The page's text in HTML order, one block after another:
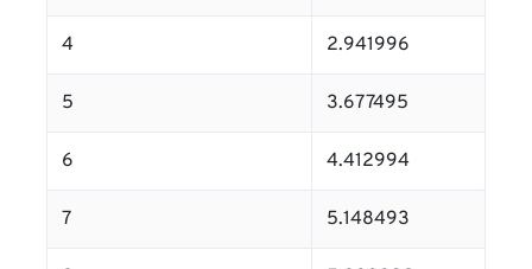
4 2.941996
5 3.677495
6 4.412994
7 5.148493